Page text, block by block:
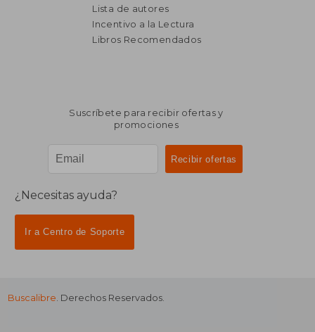
Lista de autores
Incentivo a la Lectura
Libros Recomendados
Suscríbete para recibir ofertas y
promociones
¿Necesitas ayuda?
Ir a Centro de Soporte
Buscalibre . Derechos Reservados.